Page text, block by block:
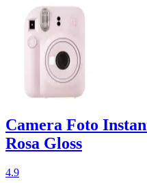
Camera Foto
Rosa Gloss
4.9